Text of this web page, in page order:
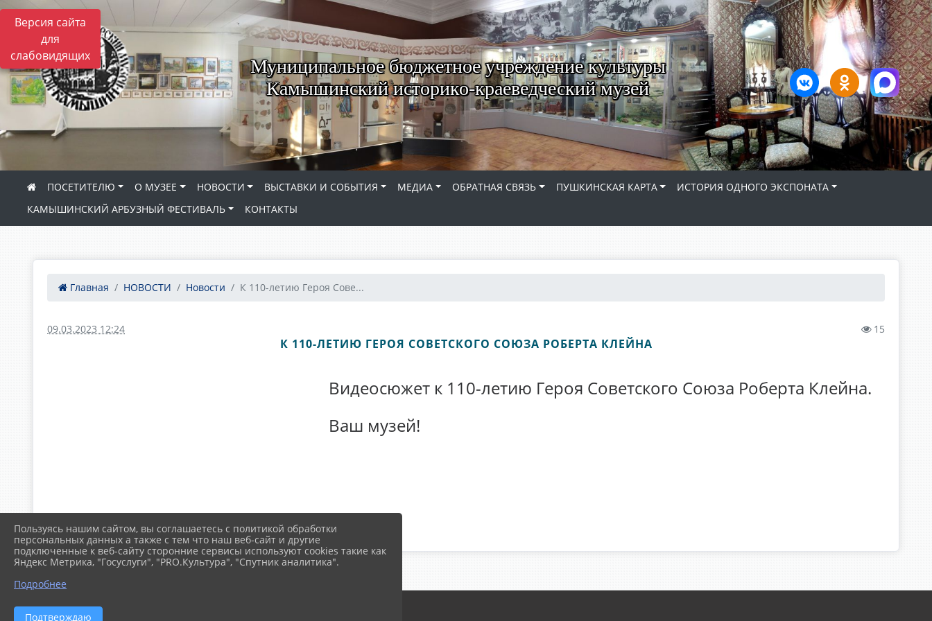
Версия сайта
для
слабовидящих
Муниципальное бюджетное учреждение культуры
Камышинский историко-краеведческий музей
ПОСЕТИТЕЛЮ О МУЗЕЕ НОВОСТИ ВЫСТАВКИ И СОБЫТИЯ МЕДИА ОБРАТНАЯ СВЯЗЬ ПУШКИНСКАЯ КАРТА
ИСТОРИЯ ОДНОГО ЭКСПОНАТА
КАМЫШИНСКИЙ АРБУЗНЫЙ ФЕСТИВАЛЬ
КОНТАКТЫ
Главная НОВОСТИ Новости К 110-летию Героя Сове...
09.03.2023 12:24 15
К 110-ЛЕТИЮ ГЕРОЯ СОВЕТСКОГО СОЮЗА РОБЕРТА КЛЕЙНА
Видеосюжет к 110-летию Героя Советского Союза Роберта Клейна.
Ваш музей!
Пользуясь нашим сайтом, вы соглашаетесь с политикой обработки
персональных данных а также с тем что наш веб-сайт и другие
подключенные к веб-сайту сторонние сервисы используют cookies такие как
Яндекс Метрика, "Госуслуги", "PRO.Культура", "Спутник аналитика".
Подробнее
Подтверждаю